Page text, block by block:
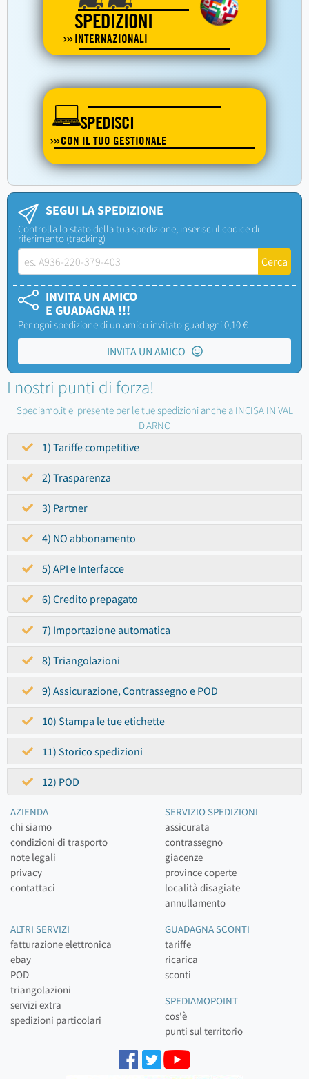
SPEDIZIONI
INTERNAZIONALI
SPEDISCI
CON IL TUO GESTIONALE
SEGUI LA SPEDIZIONE
Controlla lo stato della tua spedizione, inserisci il codice di
riferimento (tracking)
INVITA UN AMICO
E GUADAGNA !!!
Per ogni spedizione di un amico invitato guadagni 0,10 €
INVITA UN AMICO
I nostri punti di forza!
Spediamo.it e' presente per le tue spedizioni anche a INCISA IN VAL
D'ARNO
1) Tariffe competitive
2) Trasparenza
3) Partner
4) NO abbonamento
5) API e Interfacce
6) Credito prepagato
7) Importazione automatica
8) Triangolazioni
9) Assicurazione, Contrassegno e POD
10) Stampa le tue etichette
11) Storico spedizioni
12) POD
AZIENDA
chi siamo
condizioni di trasporto
note legali
privacy
contattaci
SERVIZIO SPEDIZIONI
assicurata
contrassegno
giacenze
province coperte
località disagiate
annullamento
ALTRI SERVIZI
fatturazione elettronica
ebay
POD
triangolazioni
servizi extra
spedizioni particolari
GUADAGNA SCONTI
tariffe
ricarica
sconti
SPEDIAMOPOINT
cos'è
punti sul territorio